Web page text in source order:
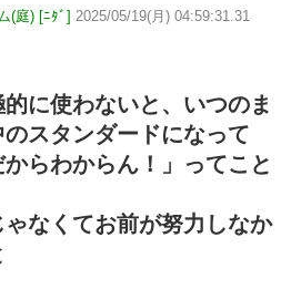
(庭) [ﾆﾀﾞ] 2025/05/19(月) 04:59:31.31
に使わないと、いつのま
スタンダードになって
からわからん！」ってこと
なくてお前が努力しなか